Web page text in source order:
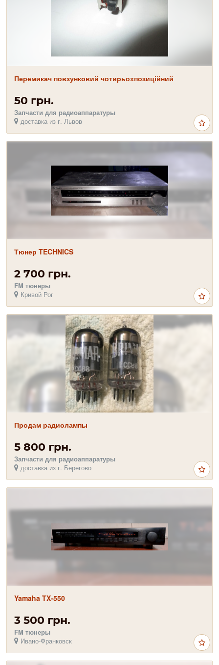
Перемикач повзунковий чотирьохпозиційний
50 грн.
Запчасти для радиоаппаратуры
доставка из г. Львов
Тюнер TECHNICS
2 700 грн.
FM тюнеры
Кривой Рог
Продам радиолампы
5 800 грн.
Запчасти для радиоаппаратуры
доставка из г. Берегово
Yamaha TX-550
3 500 грн.
FM тюнеры
Ивано-Франковск